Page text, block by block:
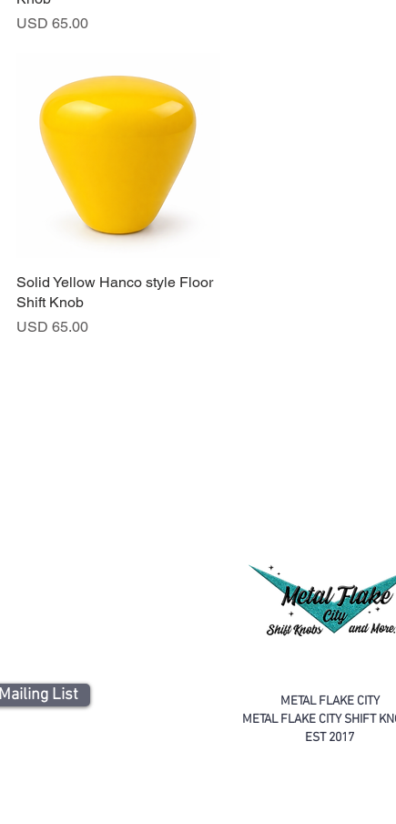
Precio
USD 65.00
Vista rápida
Solid Yellow Hanco style Floor
Shift Knob
Precio
USD 65.00
List
METAL FLAKE CITY
METAL FLAKE CITY SHIFT
EST 2017